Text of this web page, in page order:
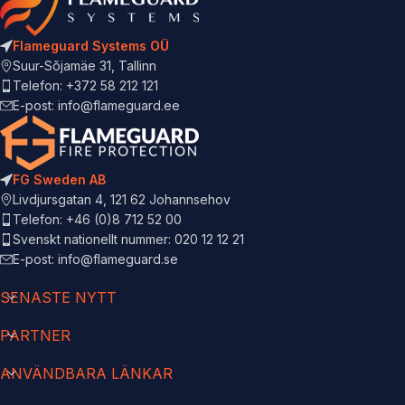
Flameguard Systems OÜ
Suur-Sõjamäe 31, Tallinn
Telefon: +372 58 212 121
E-post: info@flameguard.ee
FG Sweden AB
Livdjursgatan 4, 121 62 Johannsehov
Telefon: +46 (0)8 712 52 00
Svenskt nationellt nummer: 020 12 12 21
E-post: info@flameguard.se
SENASTE NYTT
PARTNER
ANVÄNDBARA LÄNKAR